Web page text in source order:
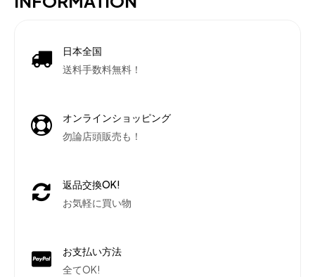
日本全国
送料手数料無料！
オンラインショッピング
勿論店頭販売も！
返品交換OK!
お気軽に買い物
お支払い方法
全てOK!